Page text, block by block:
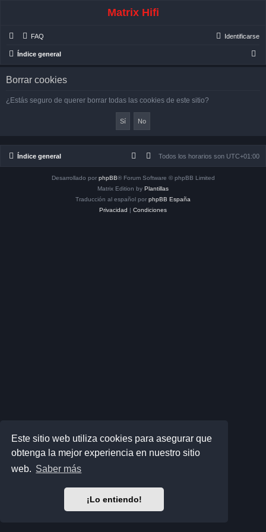
Este sitio web utiliza cookies para asegurar que
obtenga la mejor experiencia en nuestro sitio
web. Saber más
¡Lo entiendo!
Matrix Hifi
FAQ Identificarse
Índice general
Borrar cookies
¿Estás seguro de querer borrar todas las cookies de este sitio?
Índice general Todos los horarios son UTC+01:00
Desarrollado por phpBB® Forum Software © phpBB Limited
Matrix Edition by Plantillas
Traducción al español por phpBB España
Privacidad | Condiciones